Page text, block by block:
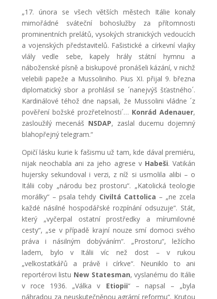
„17. února se všech větších městech Itálie konaly
mimořádné sváteční bohoslužby za přítomnosti
prominentních prelátů, vysokých stranických vedoucích
a vojenských představitelů. Fašistické a církevní vlajky
vlály vedle sebe, kapely hrály státní hymnu a
náboženské písně a biskupové pronášeli kázání, v nichž
velebili papeže a Mussoliniho. Pius XI. přijal 9. března
diplomatický sbor a prohlásil se ´nanejvýš šťastného´.
Kardinálové téhož dne napsali, že Mussolini vládne ´z
pověření božské prozřetelnosti´… Konrád Adenauer,
zasloužilý mecenáš NSDAP, zaslal ducemu dojemný
blahopřejný telegram.“
Opičí lásku kurie k fašismu už tam, kde dával premiéru,
nijak neochabla ani za jeho agrese v Habeši. Vatikán
hujersky sekundoval i verzi, z níž si usmolila alibi – o
Itálii coby „národu bez prostoru“. „Katolická teologie
morálky“ – psala tehdy Civiltá Cattolica – „ne zcela
každé násilné hospodářské rozpínání odsuzuje“. Stát,
který „vyčerpal ostatní prostředky a mírumilovné
cesty“, „se v případě krajní nouze smí domoci svého
práva i násilným dobýváním“. „Prostoru“, ležícího
ladem, bylo v Itálii víc než dost – v rukou
„velkostatkářů a právě i církve“. Neuniklo to ani
reportérovi listu New Statesman, vyslanému do Itálie
v roce 1936. „Válka v Etiopii“ – napsal – „byla
náhradou za neuskutečněnou agrární reformu“. Krutou